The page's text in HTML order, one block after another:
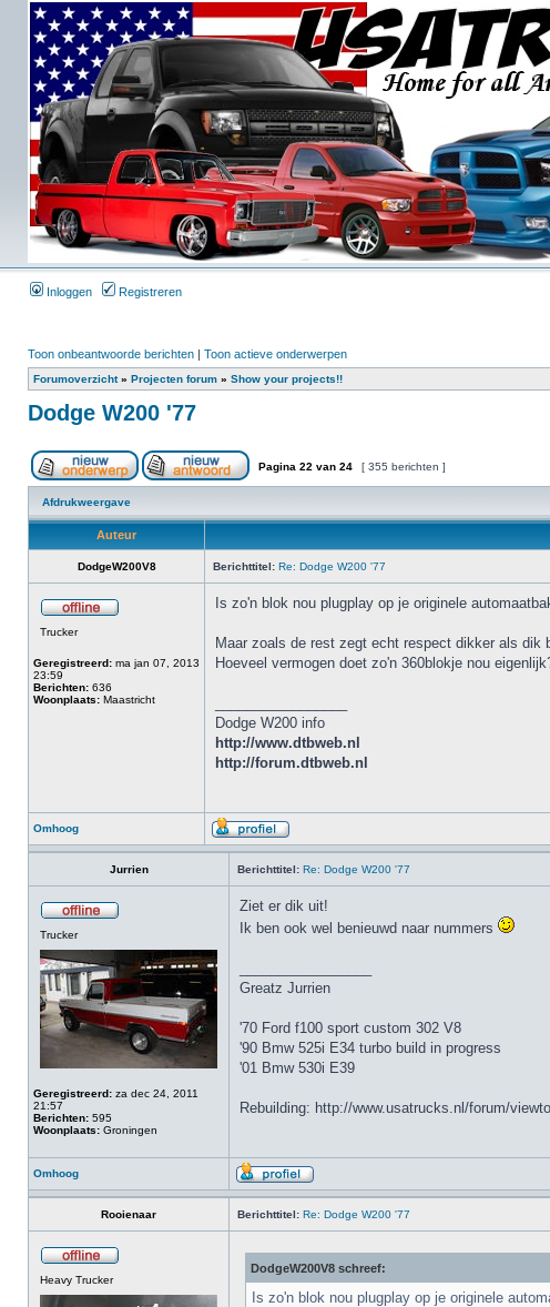
Inloggen Registreren
Toon onbeantwoorde berichten | Toon actieve onderwerpen
Forumoverzicht» Projecten forum » Show your projects!!
Dodge W200 '77
Pagina 22 van 24 [ 355 berichten ]
Afdrukweergave
Auteur
DodgeW200V8 Berichttitel: Re: Dodge W200 '77
Trucker
Geregistreerd: ma jan 07, 2013
23:59
Berichten: 636
Woonplaats: Maastricht
Is zo'n blok nou plugplay op je originele
Maar zoals de rest zegt echt respect dikker als dik
Hoeveel vermogen doet zo'n 360blokje nou
Dodge W200 info
http://www.dtbweb.nl
http://forum.dtbweb.nl
Omhoog
Jurrien Berichttitel: Re: Dodge W200 '77
Trucker
Geregistreerd: za dec 24, 2011
21:57
Berichten: 595
Woonplaats: Groningen
Ziet er dik uit!
Ik ben ook wel benieuwd naar nummers
Greatz Jurrien
'70 Ford f100 sport custom 302 V8
'90 Bmw 525i E34 turbo build in progress
'01 Bmw 530i E39
Rebuilding: http://www.usatrucks.nl/forum/
Omhoog
Rooienaar Berichttitel: Re: Dodge W200 '77
Heavy Trucker
DodgeW200V8 schreef:
Is zo'n blok nou plugplay op je originele